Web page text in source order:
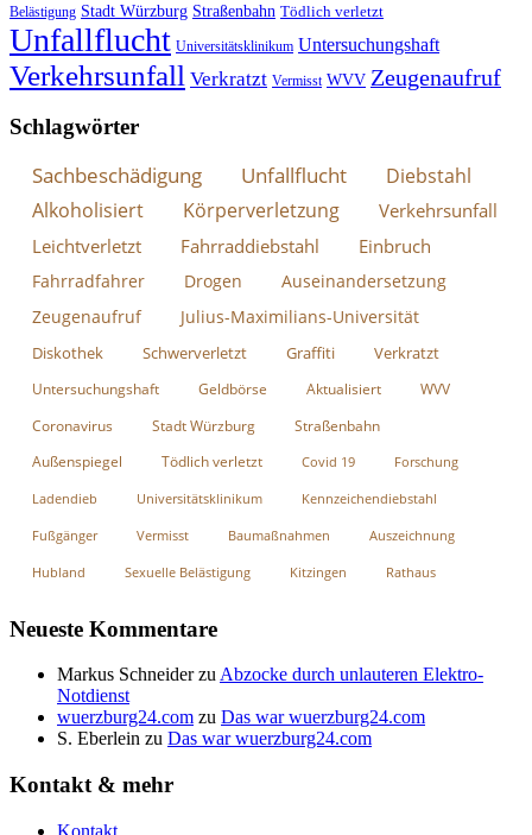
Belästigung Stadt Würzburg Straßenbahn Tödlich verletzt
Unfallflucht Universitätsklinikum Untersuchungshaft
Verkehrsunfall Verkratzt Vermisst WVV Zeugenaufruf
Schlagwörter
Sachbeschädigung Unfallflucht
Diebstahl
Alkoholisiert
Körperverletzung Verkehrsunfall
Leichtverletzt Fahrraddiebstahl Einbruch
Fahrradfahrer Drogen
Auseinandersetzung
Zeugenaufruf
Julius-Maximilians-Universität
Diskothek Schwerverletzt Graffiti Verkratzt
Untersuchungshaft Geldbörse Aktualisiert
WVV
Coronavirus
Stadt Würzburg Straßenbahn
Außenspiegel Tödlich verletzt Covid 19 Forschung
Ladendieb Universitätsklinikum Kennzeichendiebstahl
Fußgänger Vermisst Baumaßnahmen Auszeichnung
Hubland Sexuelle Belästigung Kitzingen Rathaus
Neueste Kommentare
Markus SchneiderzuAbzocke durch unlauteren Elektro-
Notdienst
wuerzburg24.com zu Das war wuerzburg24.com
S. Eberlein zu Das war wuerzburg24.com
Kontakt & mehr
Kontakt